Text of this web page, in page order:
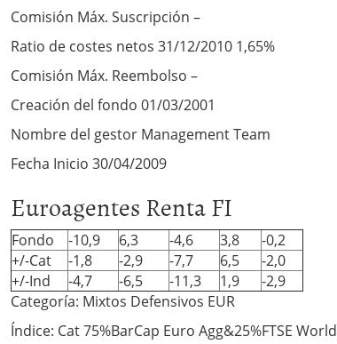
Comisión Máx. Suscripción –
Ratio de costes netos 31/12/2010 1,65%
Comisión Máx. Reembolso –
Creación del fondo 01/03/2001
Nombre del gestor Management Team
Fecha Inicio 30/04/2009
Euroagentes Renta FI
Fondo -10,9 6,3 -4,6 3,8
-0,2
+/-Cat
-1,8 -2,9 -7,7 6,5
-2,0
+/-Ind
-4,7 -6,5 -11,3 1,9
-2,9
Categoría: Mixtos Defensivos EUR
Índice: Cat 75%BarCap Euro Agg&25%FTSE World